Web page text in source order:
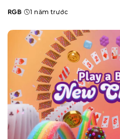
Posted
RGB 1 năm trước